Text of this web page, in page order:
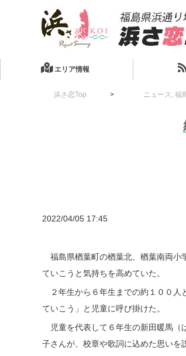
エリア情報
浜さ恋Top ニュース , 福
2022/04/05 17:45
福島県楢葉町の楢葉北、楢葉南両小
ていこうと気持ちを高めていた。
２年生から６年生までの約１００人
ていこう」と児童に呼び掛けた。
児童を代表して６年生の新田暖馬（
子さんが、校章や歌詞に込めた思いを